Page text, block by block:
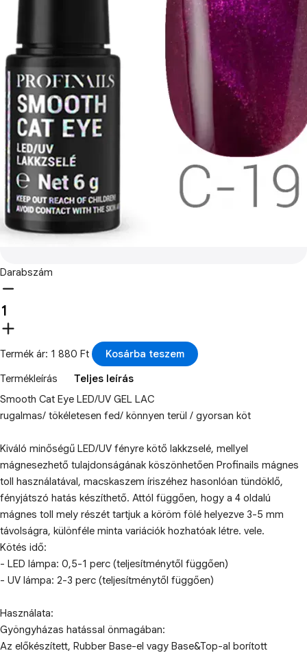
Darabszám
Termék ár: 1 880 Ft
Kosárba teszem
Termékleírás
Teljes leírás
Smooth Cat Eye LED/UV GEL LAC
rugalmas/ tökéletesen fed/ könnyen terül / gyorsan köt
Kiváló minőségű LED/UV fényre kötő lakkzselé, mellyel
mágnesezhető tulajdonságának köszönhetően Profinails mágnes
toll használatával, macskaszem íriszéhez hasonlóan tündöklő,
fényjátszó hatás készíthető. Attól függően, hogy a 4 oldalú
mágnes toll mely részét tartjuk a köröm fölé helyezve 3-5 mm
távolságra, különféle minta variációk hozhatóak létre. vele.
Kötés idő:
- LED lámpa: 0,5-1 perc (teljesítménytől függően)
- UV lámpa: 2-3 perc (teljesítménytől függően)
Használata:
Gyöngyházas hatással önmagában:
Az előkészített, Rubber Base-el vagy Base&Top-al borított